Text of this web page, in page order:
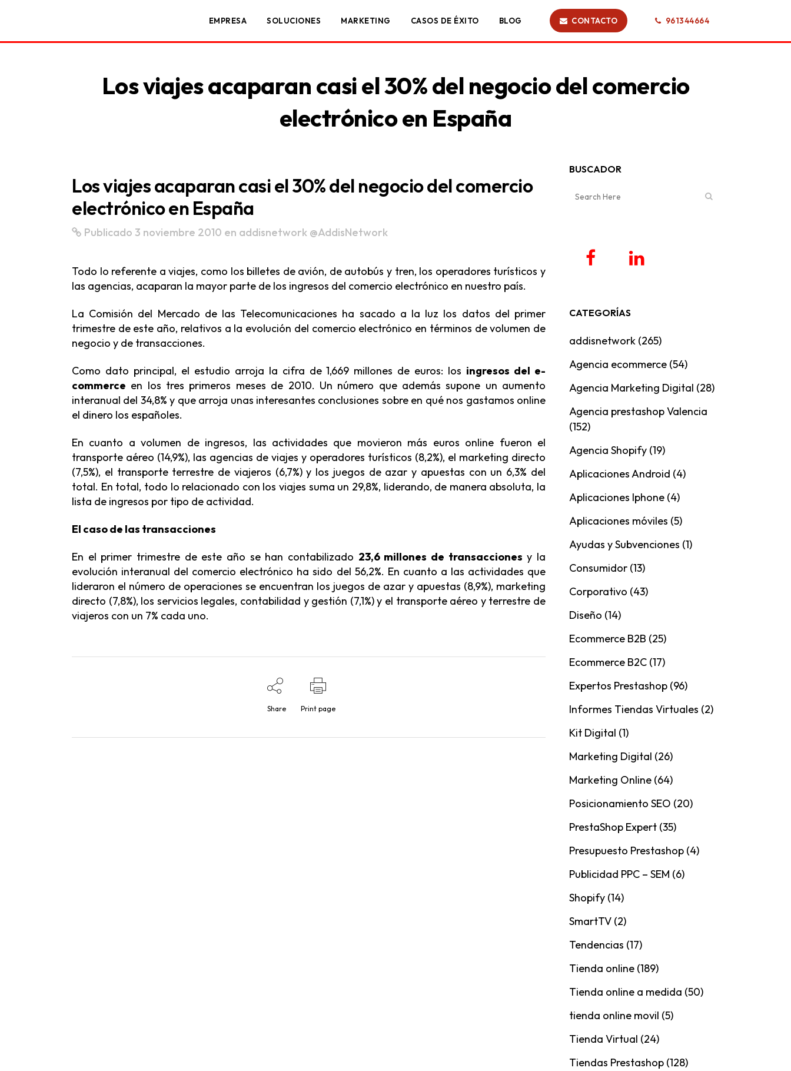
EMPRESA SOLUCIONES MARKETING CASOS DE ÉXITO BLOG CONTACTO 961344664
Los viajes acaparan casi el 30% del negocio del comercio
electrónico en España
Los viajes acaparan casi el 30% del negocio del comercio
electrónico en España
Publicado 3 noviembre 2010 en addisnetwork @AddisNetwork
Todo lo referente a viajes, como los billetes de avión, de autobús y tren, los operadores turísticos y
las agencias, acaparan la mayor parte de los ingresos del comercio electrónico en nuestro país.
La Comisión del Mercado de las Telecomunicaciones ha sacado a la luz los datos del primer
trimestre de este año, relativos a la evolución del comercio electrónico en términos de volumen de
negocio y de transacciones.
Como dato principal, el estudio arroja la cifra de 1,669 millones de euros: los ingresos del e-
commerce en los tres primeros meses de 2010. Un número que además supone un aumento
interanual del 34,8% y que arroja unas interesantes conclusiones sobre en qué nos gastamos online
el dinero los españoles.
En cuanto a volumen de ingresos, las actividades que movieron más euros online fueron el
transporte aéreo (14,9%), las agencias de viajes y operadores turísticos (8,2%), el marketing directo
(7,5%), el transporte terrestre de viajeros (6,7%) y los juegos de azar y apuestas con un 6,3% del
total. En total, todo lo relacionado con los viajes suma un 29,8%, liderando, de manera absoluta, la
lista de ingresos por tipo de actividad.
El caso de las transacciones
En el primer trimestre de este año se han contabilizado 23,6 millones de transacciones y la
evolución interanual del comercio electrónico ha sido del 56,2%. En cuanto a las actividades que
lideraron el número de operaciones se encuentran los juegos de azar y apuestas (8,9%), marketing
directo (7,8%), los servicios legales, contabilidad y gestión (7,1%) y el transporte aéreo y terrestre de
viajeros con un 7% cada uno.
Share Print page
BUSCADOR
CATEGORÍAS
addisnetwork (265)
Agencia ecommerce (54)
Agencia Marketing Digital (28)
Agencia prestashop Valencia
(152)
Agencia Shopify (19)
Aplicaciones Android (4)
Aplicaciones Iphone (4)
Aplicaciones móviles (5)
Ayudas y Subvenciones (1)
Consumidor (13)
Corporativo (43)
Diseño (14)
Ecommerce B2B (25)
Ecommerce B2C (17)
Expertos Prestashop (96)
Informes Tiendas Virtuales (2)
Kit Digital (1)
Marketing Digital (26)
Marketing Online (64)
Posicionamiento SEO (20)
PrestaShop Expert (35)
Presupuesto Prestashop (4)
Publicidad PPC – SEM (6)
Shopify (14)
SmartTV (2)
Tendencias (17)
Tienda online (189)
Tienda online a medida (50)
tienda online movil (5)
Tienda Virtual (24)
Tiendas Prestashop (128)